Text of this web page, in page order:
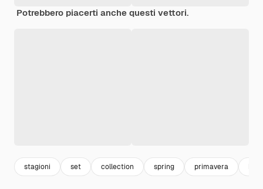
Potrebbero piacerti anche questi vettori.
stagioni set collection spring primavera